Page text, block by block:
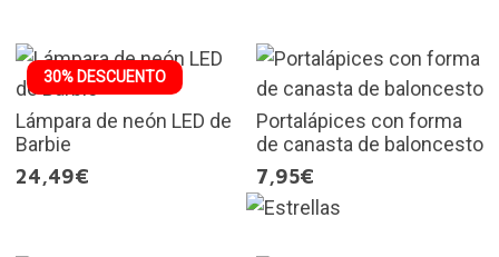
30% DESCUENTO
Lámpara de neón LED de
Barbie
24,49€
Portalápices con forma
de canasta de baloncesto
7,95€